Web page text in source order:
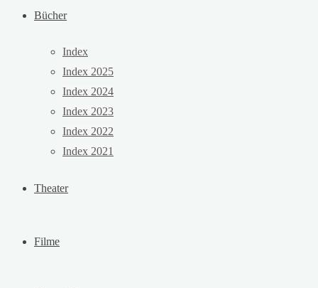
Bücher
Index
Index 2025
Index 2024
Index 2023
Index 2022
Index 2021
Theater
Filme